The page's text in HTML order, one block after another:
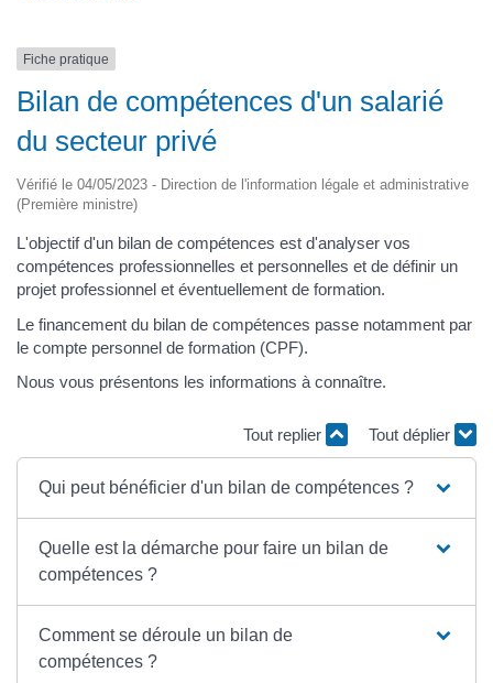
Fiche pratique
Bilan de compétences d'un salarié
du secteur privé
Vérifié le 04/05/2023 - Direction de l'information légale et administrative
(Première ministre)
L'objectif d'un bilan de compétences est d'analyser vos
compétences professionnelles et personnelles et de définir un
projet professionnel et éventuellement de formation.
Le financement du bilan de compétences passe notamment par
le compte personnel de formation (CPF).
Nous vous présentons les informations à connaître.
Tout replier Tout déplier
Qui peut bénéficier d'un bilan de compétences ?
Quelle est la démarche pour faire un bilan de
compétences ?
Comment se déroule un bilan de
compétences ?